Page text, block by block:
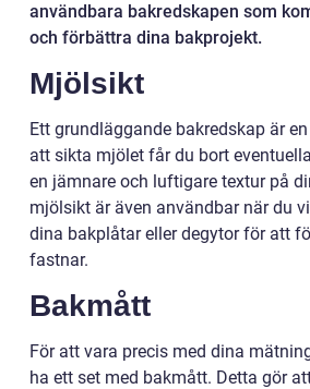
användbara bakredskapen som
och förbättra dina bakprojekt.
Mjölsikt
Ett grundläggande bakredskap är
att sikta mjölet får du bort
en jämnare och luftigare textur på
mjölsikt är även användbar när du
dina bakplåtar eller degytor för att
fastnar.
Bakmått
För att vara precis med dina
ha ett set med bakmått. Detta gör